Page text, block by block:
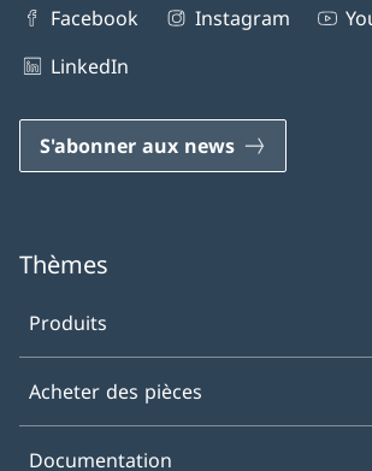
Facebook Instagram
LinkedIn
S'abonner aux news
Thèmes
Produits
Acheter des pièces
Documentation